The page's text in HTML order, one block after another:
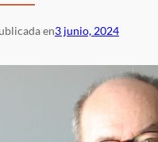
en3 junio, 2024